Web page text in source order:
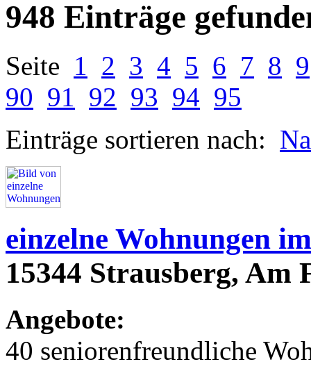
948 Einträge
Seite 1 2 3 4 5 6 7 8 9
90 91 92 93 94 95
Einträge sortieren nach:
einzelne Wohnungen
15344 Strausberg, Am
Angebote:
40 seniorenfreundliche